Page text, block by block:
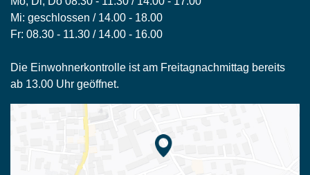
Mi: geschlossen / 14.00 - 18.00
Fr: 08.30 - 11.30 / 14.00 - 16.00
Die Einwohnerkontrolle ist am Freitagnachmittag bereits
ab 13.00 Uhr geöffnet.